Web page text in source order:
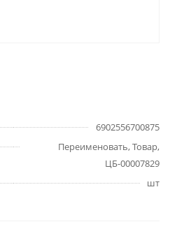
6902556700875
Переименовать, Товар,
ЦБ-00007829
шт